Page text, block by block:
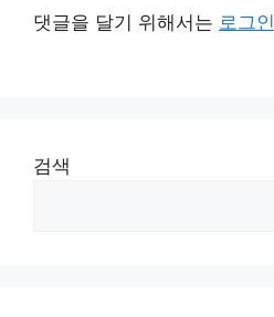
댓글을 달기 위해서는 로그인
검색